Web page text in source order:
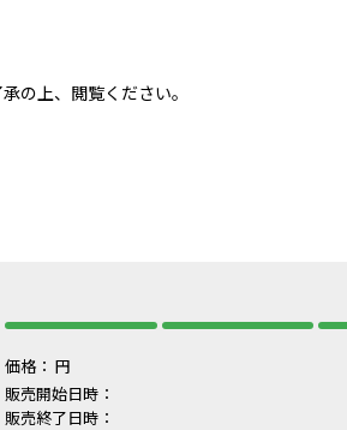
の上、閲覧ください。
価格：円
販売開始日時：
販売終了日時：